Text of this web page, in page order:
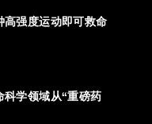
高强度运动即可救命
科学领域从“重磅药